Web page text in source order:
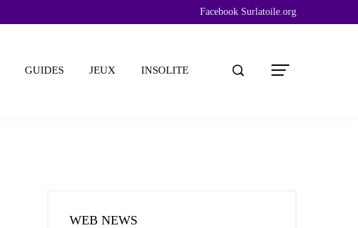
Facebook Surlatoile.org
GUIDES JEUX INSOLITE
WEB NEWS